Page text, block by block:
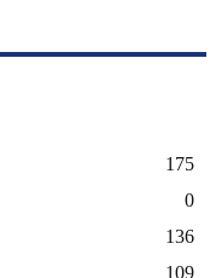
175
0
136
109